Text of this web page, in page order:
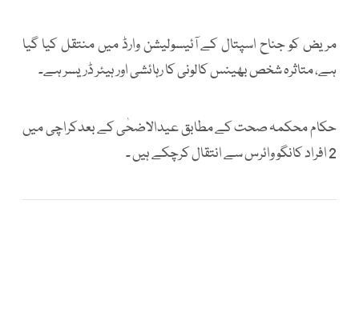
مریض کو جناح اسپتال کے آئیسولیشن وارڈ میں منتقل کیا گیا
ہے، متاثرہ شخص بھینس کالونی کا رہائشی اور ہیئر ڈریسر ہے۔
حکام محکمہ صحت کے مطابق عیدالاضحٰی کے بعدکراچی میں
2 افراد کانگو وائرس سے انتقال کرچکے ہیں ۔